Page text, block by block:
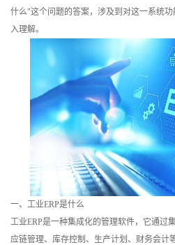
什么"这个问题的答案，涉及到对这一系统
入理解。
一、工业ERP是什么
工业ERP是一种集成化的管理软件，它通过
应链管理、库存控制、生产计划、财务会计